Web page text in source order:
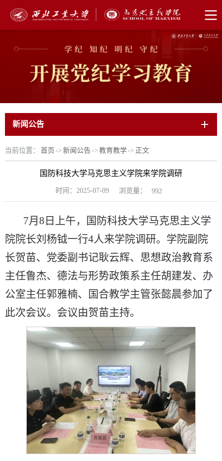
新闻公告
当前位置： 首页 -> 新闻公告-> 教育教学-> 正文
国防科技大学马克思主义学院来学院调研
时间：2025-07-09 浏览量： 992
7月8日上午，国防科技大学马克思主义学
院院长刘杨钺一行4人来学院调研。学院副院
长贺苗、党委副书记耿云辉、思想政治教育系
主任鲁杰、德法与形势政策系主任胡建发、办
公室主任郭雅楠、国合教学主管张懿晨参加了
此次会议。会议由贺苗主持。